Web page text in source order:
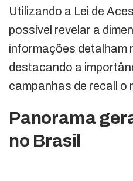
Utilizando a Lei de
possível revelar a
informações detalham
destacando a
campanhas de recall o
Panorama
no Brasil